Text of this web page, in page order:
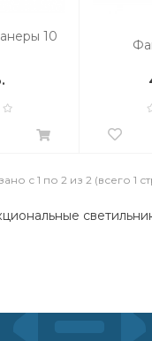
10
с 1 по 2 из 2 (всего 1